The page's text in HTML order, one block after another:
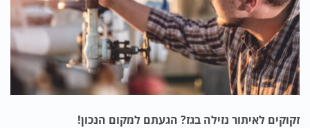
זקוקים לאיתור נזילה בגז? הגעתם למקום הנכון!